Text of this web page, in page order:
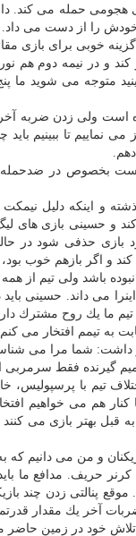
شماره ۷ یعنی دفاع چپ آنها در
خودش را از دست می داد.
خوبی برای بازی
و در نیمه دوم هم
متوجه می شوید
است ولی زدن ضربه
نماییم تا ببینیم باید
بخصوص در
و اینكه دلیل
و حسینی بازی های
بازی حذفی شود در
و اگر بازهم خوب
باشد ولی تیم از
داند. حسینی باید
ما یك روح مشترك
به تیمم افتخار می
داشت: شما مرا می
گیرنده فقط
تیم با پرسپولیس،
هم می خواهیم
قبل بهتر بازی می
و من می دانیم كه به
كرنر حریف. مدافع ما
پنالتی زدن چند
آخر یك مقدار
تلاش خود در زمین